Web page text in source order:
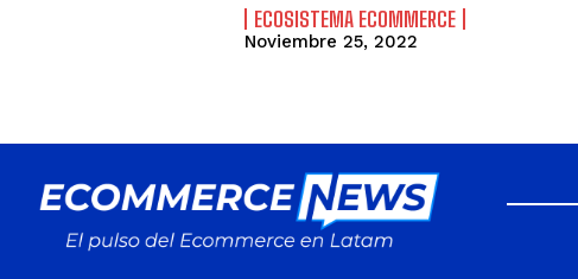
ECOSISTEMA ECOMMERCE
Noviembre 25, 2022